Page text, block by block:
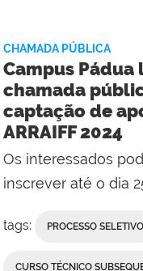
Campus
Itaperuna
com
Comunicação
Social
do
Pádua
CHAMADA PÚBLICA
Campus Pádua
chamada
captação de
ARRAIFF 2024
Os interessados
inscrever até o dia
tags: PROCESSO SELETIVO
CURSO TÉCNICO